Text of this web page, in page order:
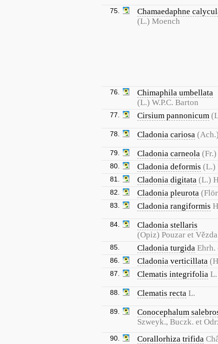
75.
Chamaedaphne
(L.) Moench
76.
Chimaphila umbellata
(L.) W.P.C. Barton
77. Cirsium pannonicum
78. Cladonia cariosa
79. Cladonia carneola (Fr.)
80. Cladonia deformis (L.)
81. Cladonia digitata (L.)
82. Cladonia pleurota
83. Cladonia rangiformis
84.
Cladonia stellaris
(Opiz) Pouzar et Vězda
85. Cladonia turgida Ehrh.
86. Cladonia verticillata
87. Clematis integrifolia L.
88. Clematis recta L.
89.
Conocephalum
Szweyk., Buczk. et
90. Corallorhiza trifida